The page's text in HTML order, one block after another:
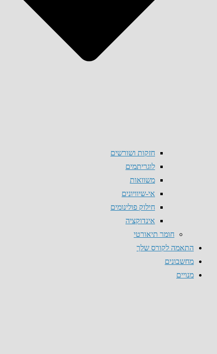
חזקות ושורשים
לוגריתמים
משוואות
אי-שיוויונים
חילוק פולינומים
אינדוקציה
חומר תיאורטי
התאמה לקורס שלך
מחשבונים
מנויים